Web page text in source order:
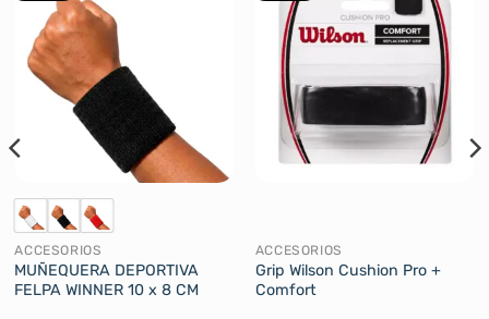
ACCESORIOS
MUÑEQUERA DEPORTIVA
FELPA WINNER 10 x 8 CM
ACCESORIOS
Grip Wilson Cushion Pro +
Comfort